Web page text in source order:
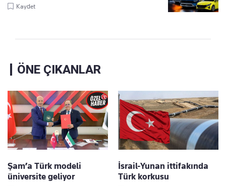
Kaydet
ÖNE ÇIKANLAR
Şam’a Türk modeli
üniversite geliyor
İsrail-Yunan ittifakında
Türk korkusu